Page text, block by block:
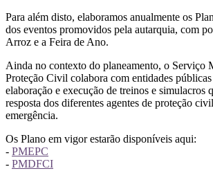
Para além disto, elaboramos anualmente os
dos eventos promovidos pela autarquia, com
Arroz e a Feira de Ano.
Ainda no contexto do planeamento, o Serviço
Proteção Civil colabora com entidades
elaboração e execução de treinos e simulacros
resposta dos diferentes agentes de proteção
emergência.
Os Plano em vigor estarão disponíveis aqui:
- PMEPC
- PMDFCI